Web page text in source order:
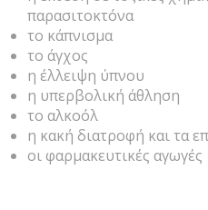
παρασιτοκτόνα
το κάπνισμα
το άγχος
η έλλειψη ύπνου
η υπερβολική άθληση
το αλκοόλ
η κακή διατροφή και τα
οι φαρμακευτικές αγωγές